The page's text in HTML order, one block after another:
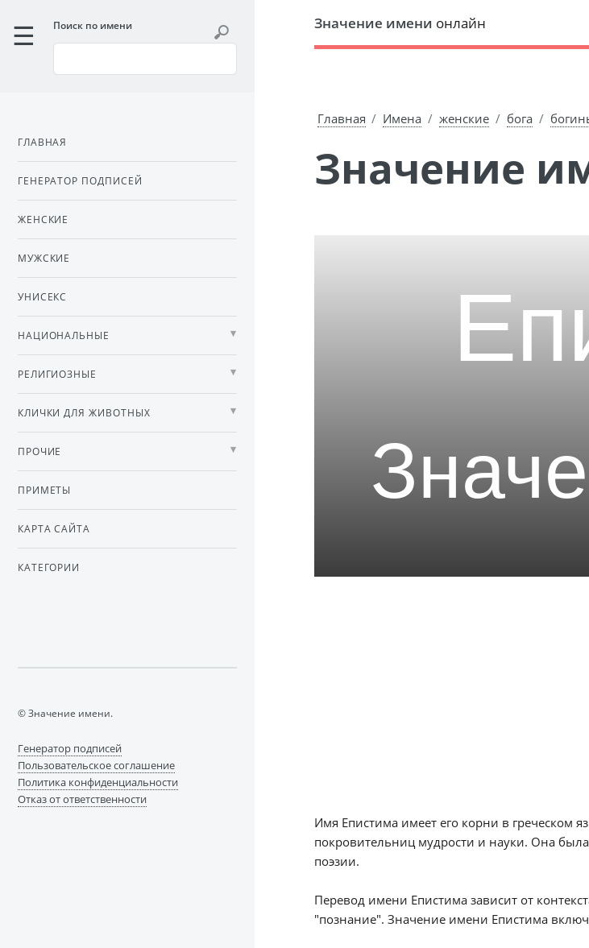
Значение имени онлайн
Главная Имена женские бога
Значение
Имя Епистима имеет его корни в греческом
покровительниц мудрости и науки. Она
поэзии.
Перевод имени Епистима зависит от
"познание". Значение имени Епистима
Поиск по имени
ГЛАВНАЯ
ГЕНЕРАТОР ПОДПИСЕЙ
ЖЕНСКИЕ
МУЖСКИЕ
УНИСЕКС
НАЦИОНАЛЬНЫЕ
РЕЛИГИОЗНЫЕ
КЛИЧКИ ДЛЯ ЖИВОТНЫХ
ПРОЧИЕ
ПРИМЕТЫ
КАРТА САЙТА
КАТЕГОРИИ
© Значение имени.
Генератор подписей
Пользовательское соглашение
Политика конфиденциальности
Отказ от ответственности